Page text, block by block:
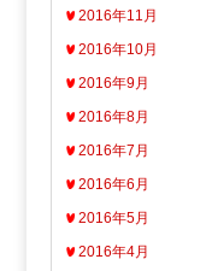
2016年11月
2016年10月
2016年9月
2016年8月
2016年7月
2016年6月
2016年5月
2016年4月